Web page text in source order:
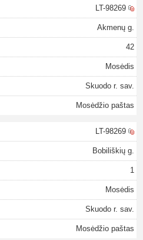
LT-98269
Akmenų g.
42
Mosėdis
Skuodo r. sav.
Mosėdžio paštas
LT-98269
Bobiliškių g.
1
Mosėdis
Skuodo r. sav.
Mosėdžio paštas